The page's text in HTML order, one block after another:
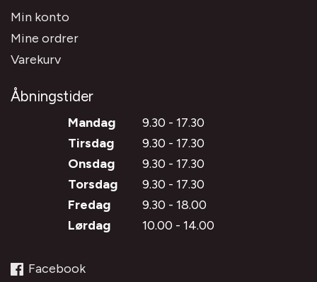
Min konto
Mine ordrer
Varekurv
Åbningstider
Mandag
9.30 - 17.30
Tirsdag
9.30 - 17.30
Onsdag
9.30 - 17.30
Torsdag
9.30 - 17.30
Fredag
9.30 - 18.00
Lørdag
10.00 - 14.00
Facebook